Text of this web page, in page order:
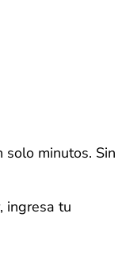
solo minutos. Sin
ingresa tu